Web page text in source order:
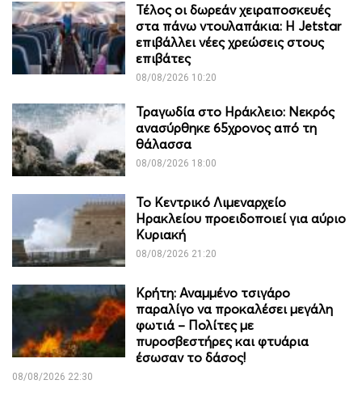
Τέλος οι δωρεάν χειραποσκευές
στα πάνω ντουλαπάκια: Η Jetstar
επιβάλλει νέες χρεώσεις στους
επιβάτες
08/08/2026 10:20
Τραγωδία στο Ηράκλειο: Νεκρός
ανασύρθηκε 65χρονος από τη
θάλασσα
08/08/2026 18:00
Το Κεντρικό Λιμεναρχείο
Ηρακλείου προειδοποιεί για αύριο
Κυριακή
08/08/2026 21:20
Κρήτη: Αναμμένο τσιγάρο
παραλίγο να προκαλέσει μεγάλη
φωτιά – Πολίτες με
πυροσβεστήρες και φτυάρια
έσωσαν το δάσος!
08/08/2026 22:30